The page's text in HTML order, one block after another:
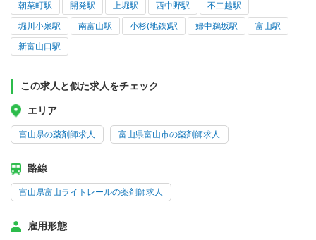
朝菜町駅 開発駅 上堀駅 西中野駅 不二越駅
堀川小泉駅 南富山駅 小杉(地鉄)駅 婦中鵜坂駅 富山駅
新富山口駅
この求人と似た求人をチェック
エリア
富山県の薬剤師求人 富山県富山市の薬剤師求人
路線
富山県富山ライトレールの薬剤師求人
雇用形態